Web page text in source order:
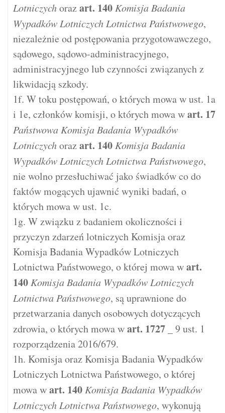
Lotniczychorazart. 140 Komisja Badania
Wypadków Lotniczych Lotnictwa Państwowego,
niezależnie od postępowania przygotowawczego,
sądowego, sądowo-administracyjnego,
administracyjnego lub czynności związanych z
likwidacją szkody.
1f. W toku postępowań, o których mowa w ust. 1a
i 1e, członków komisji, o których mowa wart. 17
Państwowa Komisja Badania Wypadków
Lotniczychorazart. 140 Komisja Badania
Wypadków Lotniczych Lotnictwa Państwowego,
nie wolno przesłuchiwać jako świadków co do
faktów mogących ujawnić wyniki badań, o
których mowa w ust. 1c.
1g. W związku z badaniem okoliczności i
przyczyn zdarzeń lotniczych Komisja oraz
Komisja Badania Wypadków Lotniczych
Lotnictwa Państwowego, o której mowa wart.
140 Komisja Badania Wypadków Lotniczych
Lotnictwa Państwowego, są uprawnione do
przetwarzania danych osobowych dotyczących
zdrowia, o których mowa wart. 1727
_ 9 ust. 1
rozporządzenia 2016/679.
1h. Komisja oraz Komisja Badania Wypadków
Lotniczych Lotnictwa Państwowego, o której
mowa wart. 140 Komisja Badania Wypadków
Lotniczych Lotnictwa Państwowego, wykonują